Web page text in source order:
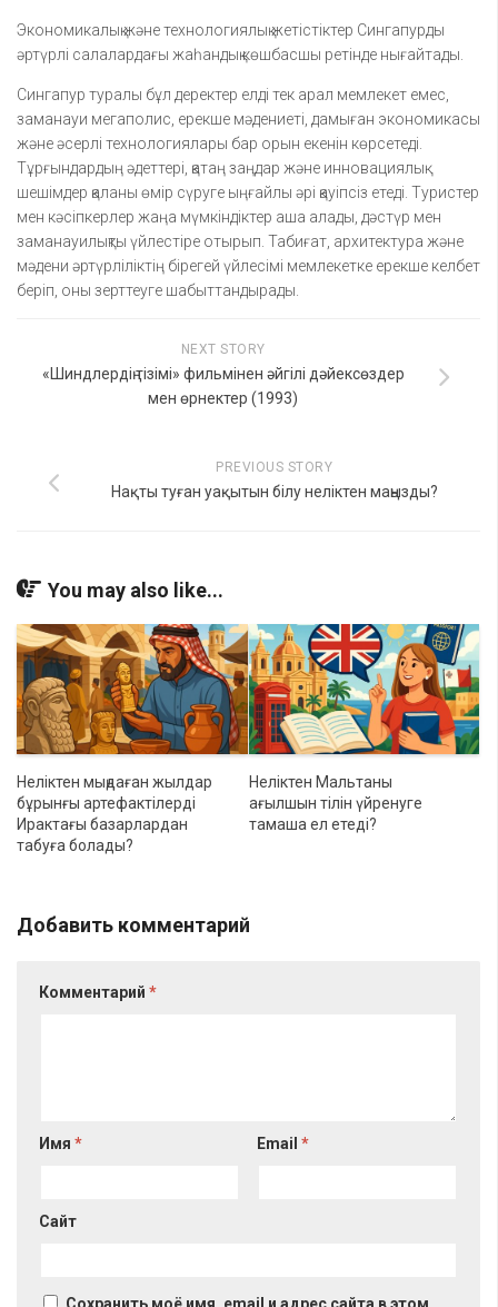
Экономикалық және технологиялық жетістіктер Сингапурды
әртүрлі салалардағы жаһандық көшбасшы ретінде нығайтады.
Сингапур туралы бұл деректер елді тек арал мемлекет емес,
заманауи мегаполис, ерекше мәдениеті, дамыған экономикасы
және әсерлі технологиялары бар орын екенін көрсетеді.
Тұрғындардың әдеттері, қатаң заңдар және инновациялық
шешімдер қаланы өмір сүруге ыңғайлы әрі қауіпсіз етеді. Туристер
мен кәсіпкерлер жаңа мүмкіндіктер аша алады, дәстүр мен
заманауилықты үйлестіре отырып. Табиғат, архитектура және
мәдени әртүрліліктің бірегей үйлесімі мемлекетке ерекше келбет
беріп, оны зерттеуге шабыттандырады.
NEXT STORY
«Шиндлердің тізімі» фильмінен әйгілі дәйексөздер
мен өрнектер (1993)
PREVIOUS STORY
Нақты туған уақытын білу неліктен маңызды?
You may also like...
Неліктен мыңдаған жылдар
бұрынғы артефактілерді
Ирактағы базарлардан
табуға болады?
Неліктен Мальтаны
ағылшын тілін үйренуге
тамаша ел етеді?
Добавить комментарий
Комментарий *
Имя * Email*
Сайт